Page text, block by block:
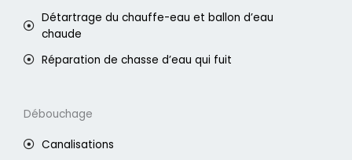
Détartrage du chauffe-eau et ballon d’eau
chaude
Réparation de chasse d’eau qui fuit
Débouchage
Canalisations